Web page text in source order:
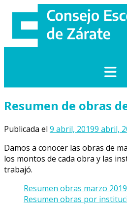
contenido
Resumen de obras
Publicada el 9 abril, 20199 abril,
Damos a conocer las obras de
los montos de cada obra y las
trabajó.
Resumen obras marzo 2019
Resumen obras por